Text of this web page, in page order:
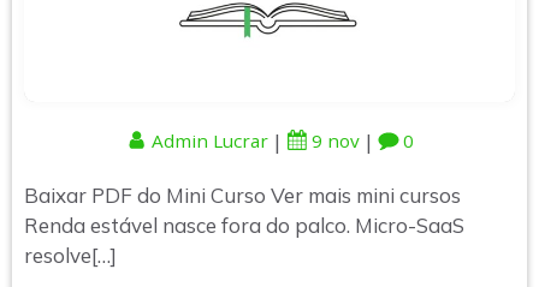
Admin Lucrar | 9 nov | 0
Baixar PDF do Mini Curso Ver mais mini cursos
Renda estável nasce fora do palco. Micro-SaaS
resolve[…]